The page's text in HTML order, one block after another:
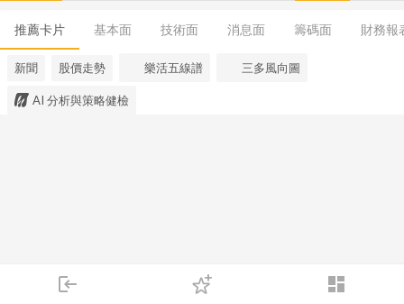
login dashboard
下單
推薦卡片 基本面 技術面 消息面 籌碼面 財務報
新聞 股價走勢 樂活五線譜 三多風向圖
AI 分析與策略健檢